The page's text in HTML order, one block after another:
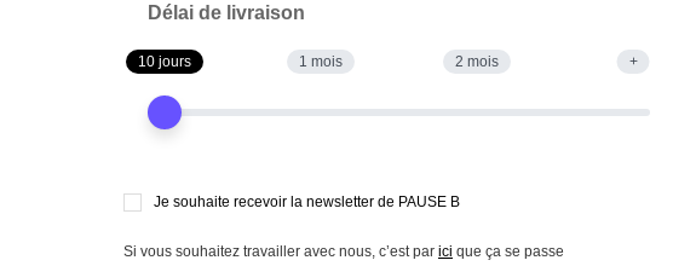
Délai de livraison
10 jours 1 mois 2 mois +
Je souhaite recevoir la newsletter de PAUSE B
Si vous souhaitez travailler avec nous, c’est par ici que ça se passe